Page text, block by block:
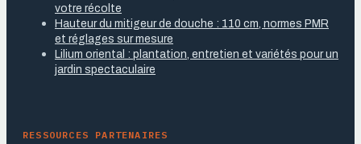
votre récolte
Hauteur du mitigeur de douche : 110 cm, normes PMR
et réglages sur mesure
Lilium oriental : plantation, entretien et variétés pour un
jardin spectaculaire
RESSOURCES PARTENAIRES